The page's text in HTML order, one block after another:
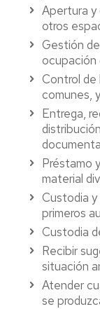
Apertura y
otros
Gestión
ocupación
Control de
comunes,
Entrega,
Préstamo
material
Custodia
primeros
Custodia
Recibir
situación
Atender
se